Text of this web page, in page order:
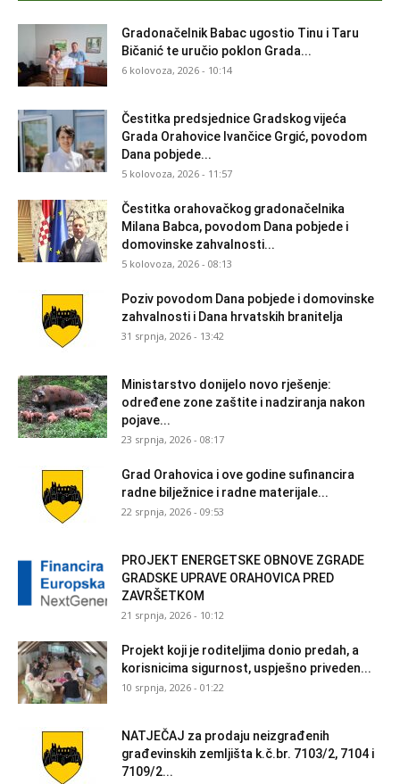
Gradonačelnik Babac ugostio Tinu i Taru
Bičanić te uručio poklon Grada...
6 kolovoza, 2026 - 10:14
Čestitka predsjednice Gradskog vijeća
Grada Orahovice Ivančice Grgić, povodom
Dana pobjede...
5 kolovoza, 2026 - 11:57
Čestitka orahovačkog gradonačelnika
Milana Babca, povodom Dana pobjede i
domovinske zahvalnosti...
5 kolovoza, 2026 - 08:13
Poziv povodom Dana pobjede i domovinske
zahvalnosti i Dana hrvatskih branitelja
31 srpnja, 2026 - 13:42
Ministarstvo donijelo novo rješenje:
određene zone zaštite i nadziranja nakon
pojave...
23 srpnja, 2026 - 08:17
Grad Orahovica i ove godine sufinancira
radne bilježnice i radne materijale...
22 srpnja, 2026 - 09:53
PROJEKT ENERGETSKE OBNOVE ZGRADE
GRADSKE UPRAVE ORAHOVICA PRED
ZAVRŠETKOM
21 srpnja, 2026 - 10:12
Projekt koji je roditeljima donio predah, a
korisnicima sigurnost, uspješno priveden...
10 srpnja, 2026 - 01:22
NATJEČAJ za prodaju neizgrađenih
građevinskih zemljišta k.č.br. 7103/2, 7104 i
7109/2...